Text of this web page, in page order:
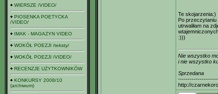
WIERSZE /VIDEO/
PIOSENKA POETYCKA
/VIDEO/
IMAK - MAGAZYN VIDEO
WOKÓŁ POEZJI /teksty/
WOKÓŁ POEZJI /VIDEO/
RECENZJE UŻYTKOWNIKÓW
KONKURSY 2008/10
(archiwum)
Te skojarzenia:)
Po przeczytaniu
utrwaliłam na
:)))
Nie wszystko
i nie wszystko
Sprzedana
http://